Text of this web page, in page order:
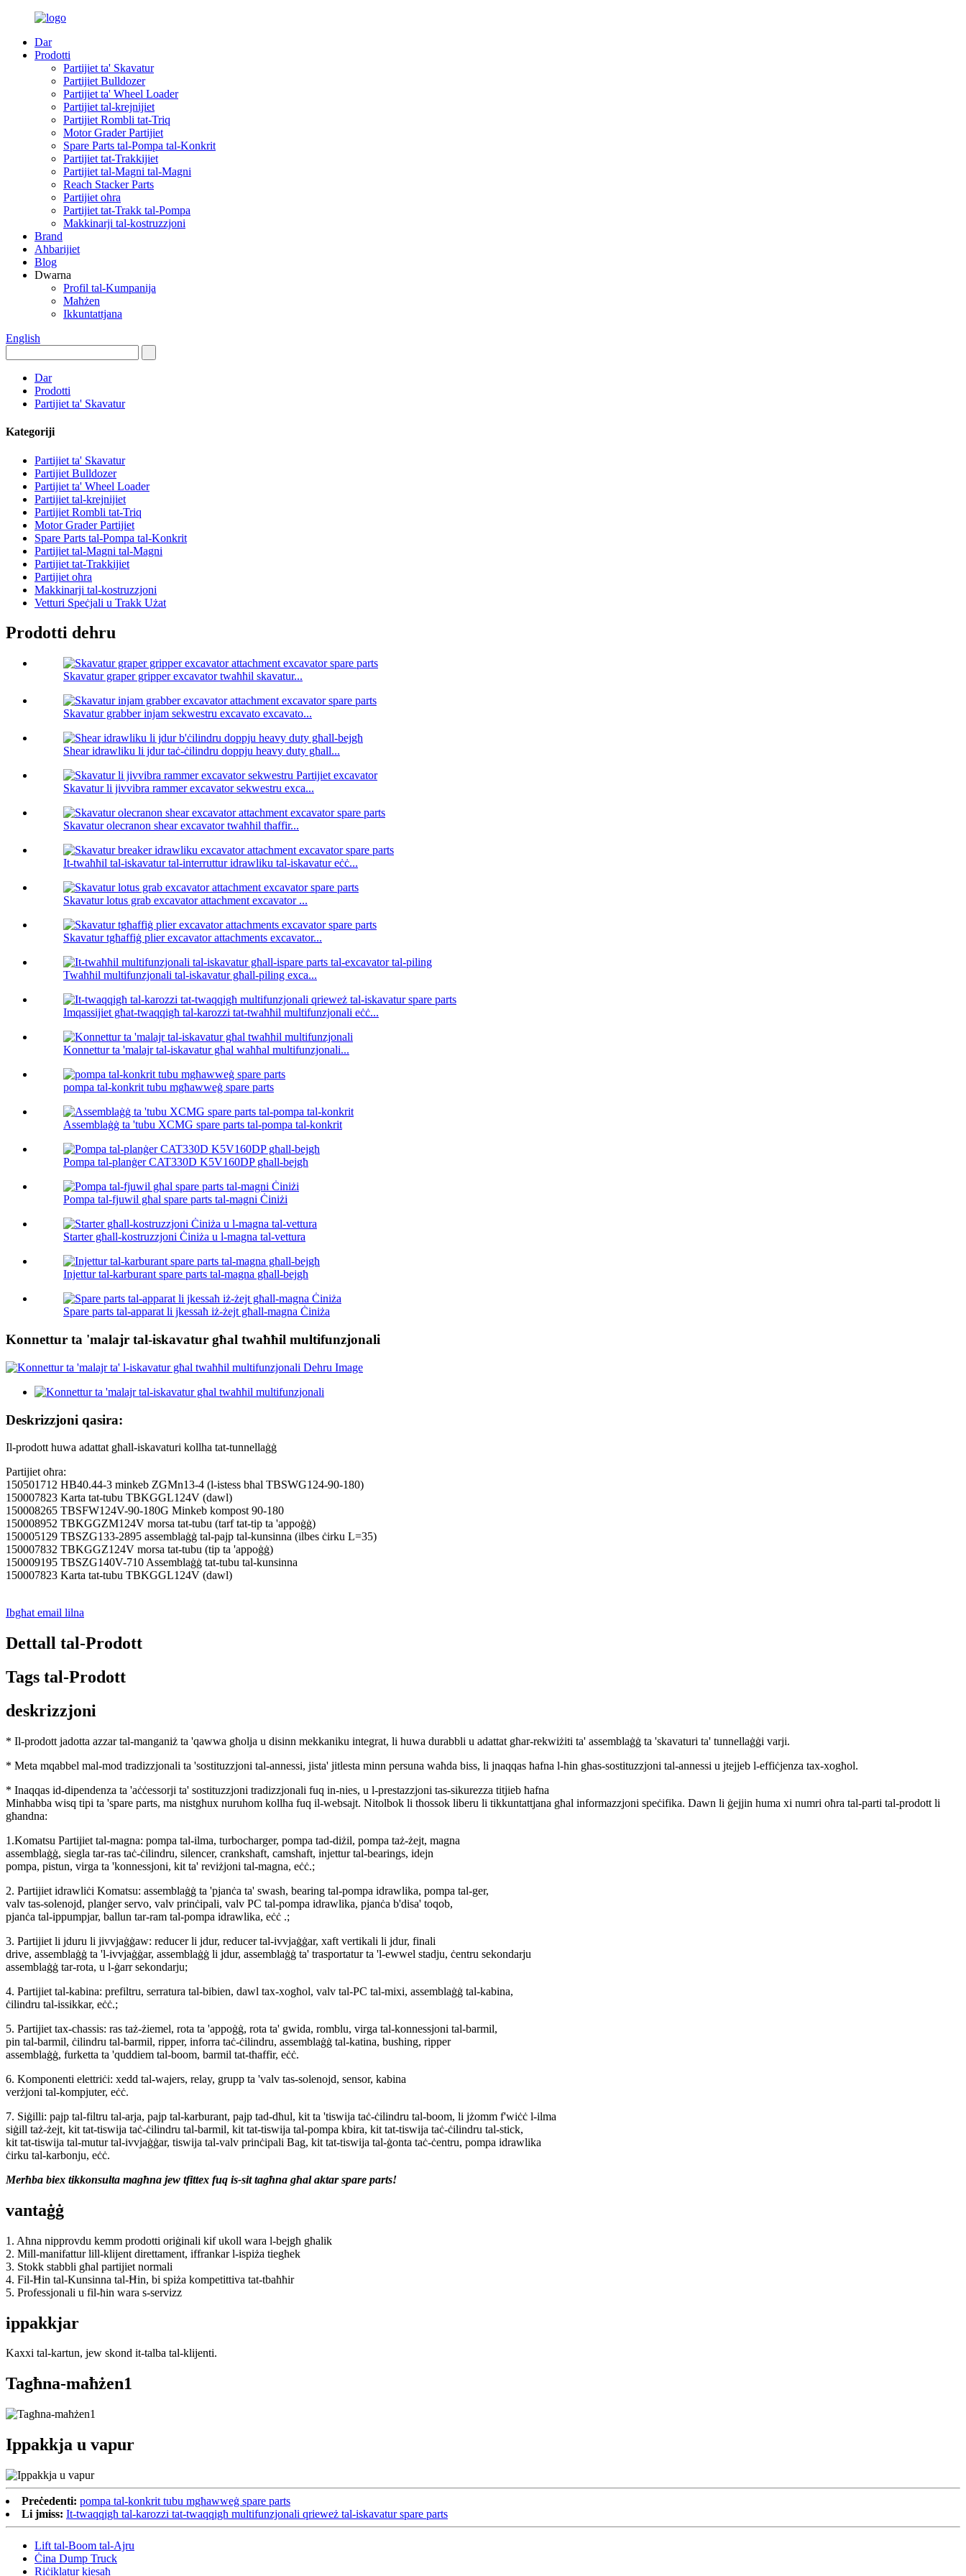
Dar
Prodotti
Partijiet ta' Skavatur
Partijiet Bulldozer
Partijiet ta' Wheel Loader
Partijiet tal-krejnijiet
Partijiet Rombli tat-Triq
Motor Grader Partijiet
Spare Parts tal-Pompa tal-Konkrit
Partijiet tat-Trakkijiet
Partijiet tal-Magni tal-Magni
Reach Stacker Parts
Partijiet oħra
Partijiet tat-Trakk tal-Pompa
Makkinarji tal-kostruzzjoni
Brand
Aħbarijiet
Blog
Dwarna
Profil tal-Kumpanija
Maħżen
Ikkuntattjana
English
Dar
Prodotti
Partijiet ta' Skavatur
Kategoriji
Partijiet ta' Skavatur
Partijiet Bulldozer
Partijiet ta' Wheel Loader
Partijiet tal-krejnijiet
Partijiet Rombli tat-Triq
Motor Grader Partijiet
Spare Parts tal-Pompa tal-Konkrit
Partijiet tal-Magni tal-Magni
Partijiet tat-Trakkijiet
Partijiet oħra
Makkinarji tal-kostruzzjoni
Vetturi Speċjali u Trakk Użat
Prodotti dehru
Skavatur graper gripper excavator twaħħil skavatur...
Skavatur grabber injam sekwestru excavato excavato...
Shear idrawliku li jdur taċ-ċilindru doppju heavy duty għall...
Skavatur li jivvibra rammer excavator sekwestru exca...
Skavatur olecranon shear excavator twaħħil tħaffir...
It-twaħħil tal-iskavatur tal-interruttur idrawliku tal-iskavatur eċċ...
Skavatur lotus grab excavator attachment excavator ...
Skavatur tgħaffiġ plier excavator attachments excavator...
Twaħħil multifunzjonali tal-iskavatur għall-piling exca...
Imqassijiet għat-twaqqigħ tal-karozzi tat-twaħħil multifunzjonali eċċ...
Konnettur ta 'malajr tal-iskavatur għal waħħal multifunzjonali...
pompa tal-konkrit tubu mgħawweġ spare parts
Assemblaġġ ta 'tubu XCMG spare parts tal-pompa tal-konkrit
Pompa tal-planġer CAT330D K5V160DP għall-bejgħ
Pompa tal-fjuwil għal spare parts tal-magni Ċiniżi
Starter għall-kostruzzjoni Ċiniża u l-magna tal-vettura
Injettur tal-karburant spare parts tal-magna għall-bejgħ
Spare parts tal-apparat li jkessaħ iż-żejt għall-magna Ċiniża
Konnettur ta 'malajr tal-iskavatur għal twaħħil multifunzjonali
Deskrizzjoni qasira:
Il-prodott huwa adattat għall-iskavaturi kollha tat-tunnellaġġ
Partijiet oħra:
150501712 HB40.44-3 minkeb ZGMn13-4 (l-istess bħal TBSWG124-90-180)
150007823 Karta tat-tubu TBKGGL124V (dawl)
150008265 TBSFW124V-90-180G Minkeb kompost 90-180
150008952 TBKGGZM124V morsa tat-tubu (tarf tat-tip ta 'appoġġ)
150005129 TBSZG133-2895 assemblaġġ tal-pajp tal-kunsinna (ilbes ċirku L=35)
150007832 TBKGGZ124V morsa tat-tubu (tip ta 'appoġġ)
150009195 TBSZG140V-710 Assemblaġġ tat-tubu tal-kunsinna
150007823 Karta tat-tubu TBKGGL124V (dawl)
Ibgħat email lilna
Dettall tal-Prodott
Tags tal-Prodott
deskrizzjoni
* Il-prodott jadotta azzar tal-manganiż ta 'qawwa għolja u disinn mekkaniku integrat, li huwa durabbli u adattat għar-rekwiżiti ta' assemblaġġ ta 'skavaturi ta' tunnellaġġi varji.
* Meta mqabbel mal-mod tradizzjonali ta 'sostituzzjoni tal-annessi, jista' jitlesta minn persuna waħda biss, li jnaqqas ħafna l-ħin għas-sostituzzjoni tal-annessi u jtejjeb l-effiċjenza tax-xogħol.
* Inaqqas id-dipendenza ta 'aċċessorji ta' sostituzzjoni tradizzjonali fuq in-nies, u l-prestazzjoni tas-sikurezza titjieb ħafna
Minħabba wisq tipi ta 'spare parts, ma nistgħux nuruhom kollha fuq il-websajt. Nitolbok li tħossok liberu li tikkuntattjana għal informazzjoni speċifika. Dawn li ġejjin huma xi numri oħra tal-parti tal-prodott li
għandna:
1.Komatsu Partijiet tal-magna: pompa tal-ilma, turbocharger, pompa tad-diżil, pompa taż-żejt, magna
assemblaġġ, siegla tar-ras taċ-ċilindru, silencer, crankshaft, camshaft, injettur tal-bearings, idejn
pompa, pistun, virga ta 'konnessjoni, kit ta' reviżjoni tal-magna, eċċ.;
2. Partijiet idrawliċi Komatsu: assemblaġġ ta 'pjanċa ta' swash, bearing tal-pompa idrawlika, pompa tal-ger,
valv tas-solenojd, planġer servo, valv prinċipali, valv PC tal-pompa idrawlika, pjanċa b'disa' toqob,
pjanċa tal-ippumpjar, ballun tar-ram tal-pompa idrawlika, eċċ .;
3. Partijiet li jduru li jivvjaġġaw: reducer li jdur, reducer tal-ivvjaġġar, xaft vertikali li jdur, finali
drive, assemblaġġ ta 'l-ivvjaġġar, assemblaġġ li jdur, assemblaġġ ta' trasportatur ta 'l-ewwel stadju, ċentru sekondarju
assemblaġġ tar-rota, u l-ġarr sekondarju;
4. Partijiet tal-kabina: prefiltru, serratura tal-bibien, dawl tax-xogħol, valv tal-PC tal-mixi, assemblaġġ tal-kabina,
ċilindru tal-issikkar, eċċ.;
5. Partijiet tax-chassis: ras taż-żiemel, rota ta 'appoġġ, rota ta' gwida, romblu, virga tal-konnessjoni tal-barmil,
pin tal-barmil, ċilindru tal-barmil, ripper, inforra taċ-ċilindru, assemblaġġ tal-katina, bushing, ripper
assemblaġġ, furketta ta 'quddiem tal-boom, barmil tat-tħaffir, eċċ.
6. Komponenti elettriċi: xedd tal-wajers, relay, grupp ta 'valv tas-solenojd, sensor, kabina
verżjoni tal-kompjuter, eċċ.
7. Siġilli: pajp tal-filtru tal-arja, pajp tal-karburant, pajp tad-dħul, kit ta 'tiswija taċ-ċilindru tal-boom, li jżomm f'wiċċ l-ilma
siġill taż-żejt, kit tat-tiswija taċ-ċilindru tal-barmil, kit tat-tiswija tal-pompa kbira, kit tat-tiswija taċ-ċilindru tal-stick,
kit tat-tiswija tal-mutur tal-ivvjaġġar, tiswija tal-valv prinċipali Bag, kit tat-tiswija tal-ġonta taċ-ċentru, pompa idrawlika
ċirku tal-karbonju, eċċ.
Merħba biex tikkonsulta magħna jew tfittex fuq is-sit tagħna għal aktar spare parts!
vantaġġ
1. Aħna nipprovdu kemm prodotti oriġinali kif ukoll wara l-bejgħ għalik
2. Mill-manifattur lill-klijent direttament, iffrankar l-ispiża tiegħek
3. Stokk stabbli għal partijiet normali
4. Fil-Ħin tal-Kunsinna tal-Ħin, bi spiża kompetittiva tat-tbaħħir
5. Professjonali u fil-ħin wara s-servizz
ippakkjar
Kaxxi tal-kartun, jew skond it-talba tal-klijenti.
Tagħna-maħżen1
Ippakkja u vapur
Preċedenti: pompa tal-konkrit tubu mgħawweġ spare parts
Li jmiss: It-twaqqigħ tal-karozzi tat-twaqqigħ multifunzjonali qrieweż tal-iskavatur spare parts
Lift tal-Boom tal-Ajru
Ċina Dump Truck
Riċiklatur kiesaħ